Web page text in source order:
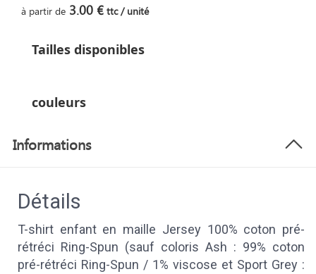
à partir de 3.00 € ttc / unité
Tailles disponibles
couleurs
Informations
Détails
T-shirt enfant en maille Jersey 100% coton pré-
rétréci Ring-Spun (sauf coloris Ash : 99% coton
pré-rétréci Ring-Spun / 1% viscose et Sport Grey :